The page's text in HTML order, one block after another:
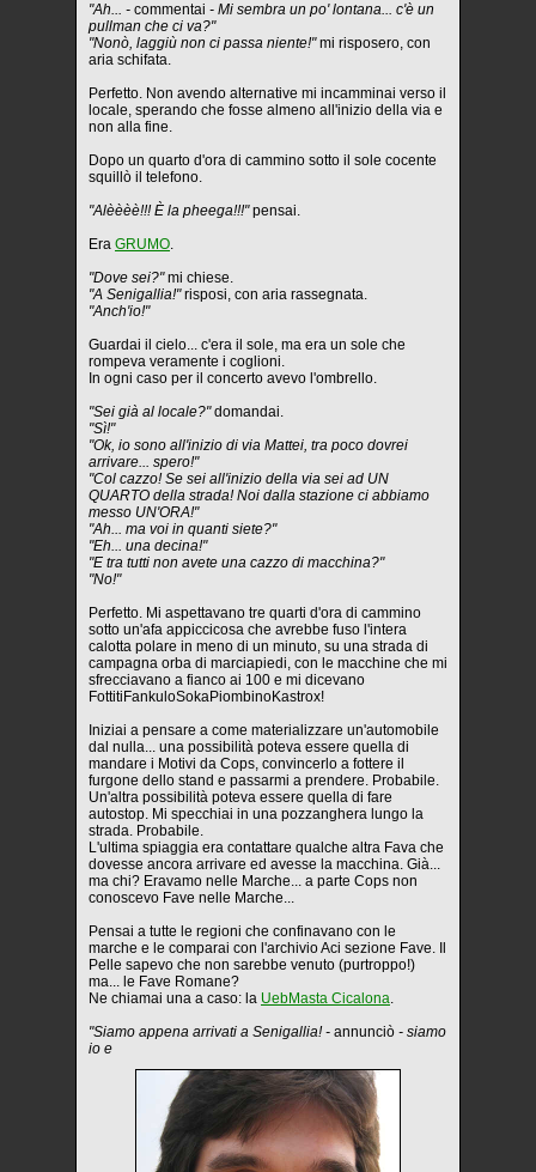
"Ah... - commentai - Mi sembra un po' lontana... c'è un
pullman che ci va?"
"Nonò, laggiù non ci passa niente!"mi risposero, con
aria schifata.
Perfetto. Non avendo alternative mi incamminai verso il
locale, sperando che fosse almeno all'inizio della via e
non alla fine.
Dopo un quarto d'ora di cammino sotto il sole cocente
squillò il telefono.
"Alèèèè!!! È la pheega!!!"pensai.
Era GRUMO.
"Dove sei?"mi chiese.
"A Senigallia!"risposi, con aria rassegnata.
"Anch'io!"
Guardai il cielo... c'era il sole, ma era un sole che
rompeva veramente i coglioni.
In ogni caso per il concerto avevo l'ombrello.
"Sei già al locale?"domandai.
"Sì!"
"Ok, io sono all'inizio di via Mattei, tra poco dovrei
arrivare... spero!"
"Col cazzo! Se sei all'inizio della via sei ad UN
QUARTO della strada! Noi dalla stazione ci abbiamo
messo UN'ORA!"
"Ah... ma voi in quanti siete?"
"Eh... una decina!"
"E tra tutti non avete una cazzo di macchina?"
"No!"
Perfetto. Mi aspettavano tre quarti d'ora di cammino
sotto un'afa appiccicosa che avrebbe fuso l'intera
calotta polare in meno di un minuto, su una strada di
campagna orba di marciapiedi, con le macchine che mi
sfrecciavano a fianco ai 100 e mi dicevano
FottitiFankuloSokaPiombinoKastrox!
Iniziai a pensare a come materializzare un'automobile
dal nulla... una possibilità poteva essere quella di
mandare i Motivi da Cops, convincerlo a fottere il
furgone dello stand e passarmi a prendere. Probabile.
Un'altra possibilità poteva essere quella di fare
autostop. Mi specchiai in una pozzanghera lungo la
strada. Probabile.
L'ultima spiaggia era contattare qualche altra Fava che
dovesse ancora arrivare ed avesse la macchina. Già...
ma chi? Eravamo nelle Marche... a parte Cops non
conoscevo Fave nelle Marche...
Pensai a tutte le regioni che confinavano con le
marche e le comparai con l'archivio Aci sezione Fave. Il
Pelle sapevo che non sarebbe venuto (purtroppo!)
ma... le Fave Romane?
Ne chiamai una a caso: la UebMasta Cicalona.
"Siamo appena arrivati a Senigallia! - annunciò - siamo
io e